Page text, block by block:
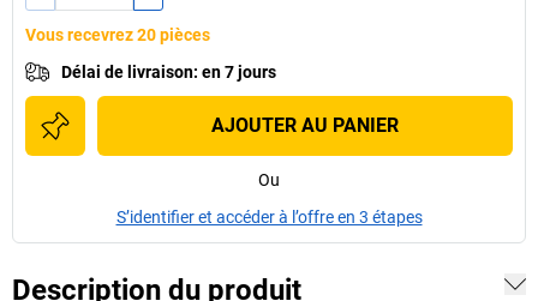
Vous recevrez 20 pièces
Délai de livraison: en 7 jours
AJOUTER AU PANIER
Ou
S’identifier et accéder à l’offre en 3 étapes
Description du produit